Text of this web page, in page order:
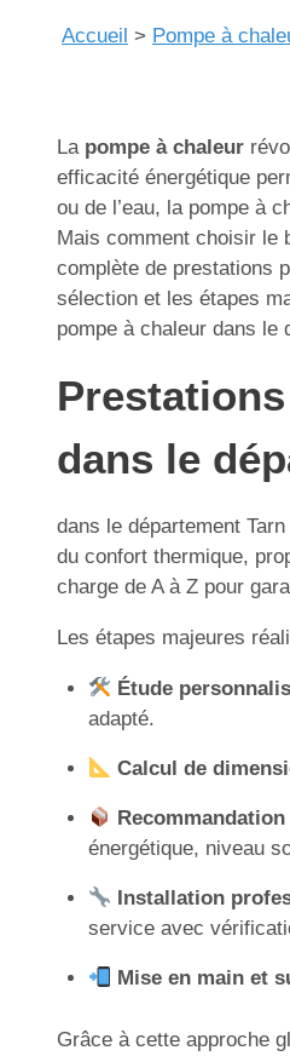
Accueil > Pompe à
La pompe à chaleur
efficacité énergétique
ou de l’eau, la pompe à
Mais comment choisir le
complète de prestations
sélection et les étapes
pompe à chaleur dans
dans le
dans le département
du confort thermique,
charge de A à Z pour
Les étapes majeures
Étude
adapté.
Calcul de
énergétique, niveau
Installation
service avec
Mise en main et
Grâce à cette approche